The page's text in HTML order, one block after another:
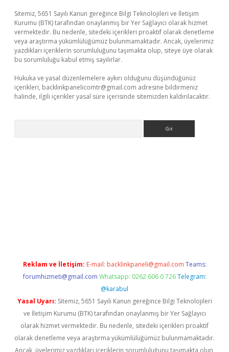
Sitemiz, 5651 Sayılı Kanun gereğince Bilgi Teknolojileri ve İletişim
Kurumu (BTK) tarafından onaylanmış bir Yer Sağlayıcı olarak hizmet
vermektedir. Bu nedenle, sitedeki içerikleri proaktif olarak denetleme
veya araştırma yükümlülüğümüz bulunmamaktadır. Ancak, üyelerimiz
yazdıkları içeriklerin sorumluluğunu taşımakta olup, siteye üye olarak
bu sorumluluğu kabul etmiş sayılırlar.
Hukuka ve yasal düzenlemelere aykırı olduğunu düşündüğünüz
içerikleri, backlinkpanelicomtr@gmail.com adresine bildirmeniz
halinde, ilgili içerikler yasal süre içerisinde sitemizden kaldırılacaktır.
Reklam ve İletişim: E-mail: backlinkpaneli@gmail.com Teams:
forumhizmeti@gmail.com Whatsapp: 0262 606 0 726 Telegram:
@karabul
Yasal Uyarı: Sitemiz, 5651 Sayılı Kanun gereğince Bilgi Teknolojileri
ve İletişim Kurumu (BTK) tarafından onaylanmış bir Yer Sağlayıcı
olarak hizmet vermektedir. Bu nedenle, sitedeki içerikleri proaktif
olarak denetleme veya araştırma yükümlülüğümüz bulunmamaktadır.
Ancak, üyelerimiz yazdıkları içeriklerin sorumluluğunu taşımakta olup,